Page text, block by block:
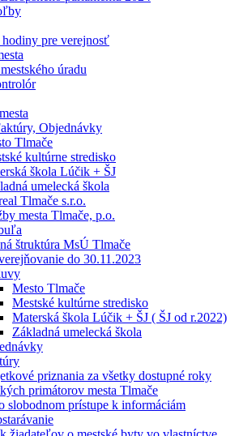
hodiny pre verejnosť
úradu
Objednávky
Tlmače
kultúrne stredisko
škola Lúčik + ŠJ
umelecká škola
Tlmače s.r.o.
mesta Tlmače, p.o.
štruktúra MsÚ Tlmače
do 30.11.2023
Mesto Tlmače
Mestské kultúrne stredisko
Materská škola Lúčik + ŠJ ( ŠJ od r.2022)
Základná umelecká škola
priznania za všetky dostupné roky
primátorov mesta Tlmače
slobodnom prístupe k informáciám